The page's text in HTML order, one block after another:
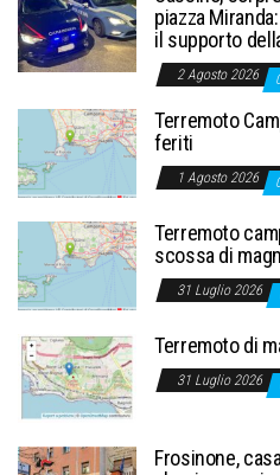
piazza
il supporto
2 Agosto 2026
Terremoto
feriti
1 Agosto 2026
Terremoto
scossa di
31 Luglio 2026
Terremoto di
31 Luglio 2026
Frosinone,